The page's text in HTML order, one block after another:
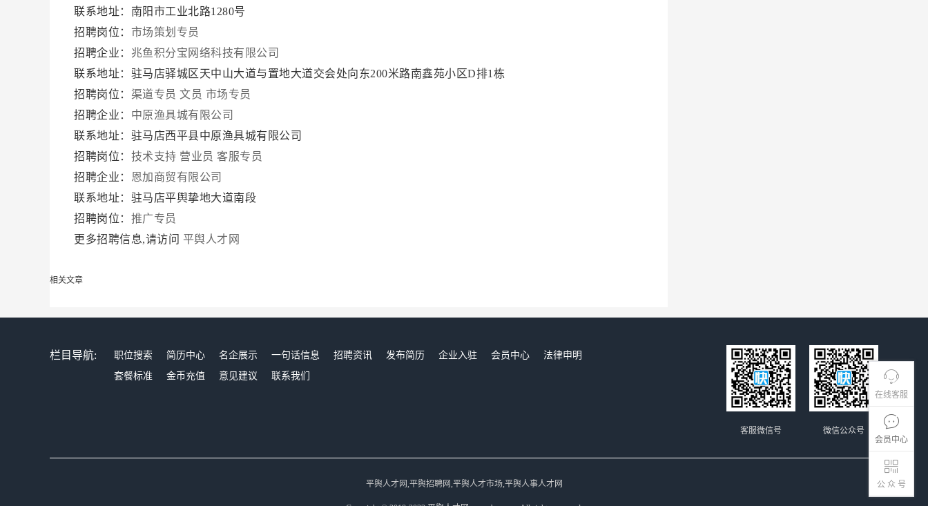
在线客服
会员中心
公 众 号
联系地址：南阳市工业北路1280号
招聘岗位： 市场策划专员
招聘企业： 兆鱼积分宝网络科技有限公司
联系地址：驻马店驿城区天中山大道与置地大道交会处向东200米路南鑫苑小区D排1栋
招聘岗位： 渠道专员 文员 市场专员
招聘企业： 中原渔具城有限公司
联系地址：驻马店西平县中原渔具城有限公司
招聘岗位： 技术支持 营业员 客服专员
招聘企业： 恩加商贸有限公司
联系地址：驻马店平舆挚地大道南段
招聘岗位： 推广专员
更多招聘信息,请访问 平舆人才网
相关文章
栏目导航: 职位搜索 简历中心 名企展示 一句话信息 招聘资讯 发布简历 企业入驻 会员中心
法律申明
套餐标准
金币充值 意见建议 联系我们
微信公众号
客服微信号
平舆人才网,平舆招聘网,平舆人才市场,平舆人事人才网